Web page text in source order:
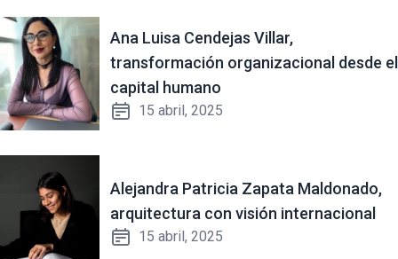
Ana Luisa Cendejas Villar,
transformación organizacional desde el
capital humano
15 abril, 2025
Alejandra Patricia Zapata Maldonado,
arquitectura con visión internacional
15 abril, 2025